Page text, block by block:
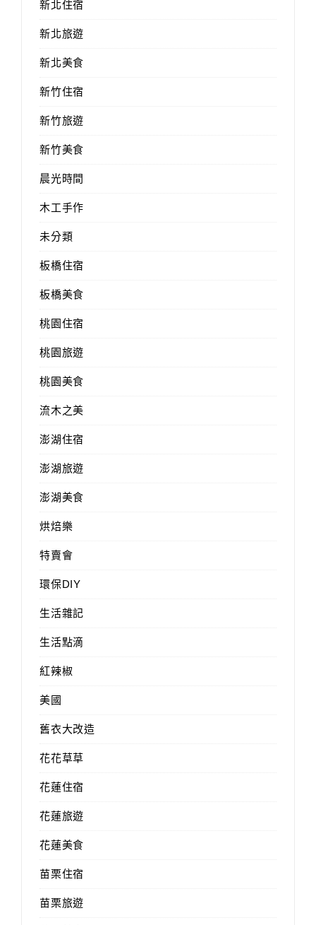
新北住宿
新北旅遊
新北美食
新竹住宿
新竹旅遊
新竹美食
晨光時間
木工手作
未分類
板橋住宿
板橋美食
桃園住宿
桃園旅遊
桃園美食
流木之美
澎湖住宿
澎湖旅遊
澎湖美食
烘焙樂
特賣會
環保DIY
生活雜記
生活點滴
紅辣椒
美國
舊衣大改造
花花草草
花蓮住宿
花蓮旅遊
花蓮美食
苗栗住宿
苗栗旅遊